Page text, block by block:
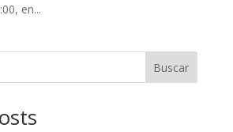
en...
Buscar